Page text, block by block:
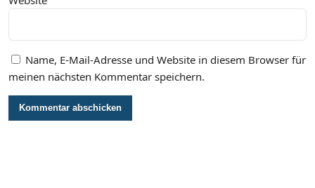
Name, E-Mail-Adresse und Website in diesem Browser für
meinen nächsten Kommentar speichern.